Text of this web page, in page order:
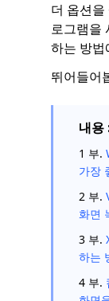
더 옵션
로그램을
하는 방법
뛰어들어
내용
1 부.
가장
2 부.
화면
3 부.
하는
4 부.